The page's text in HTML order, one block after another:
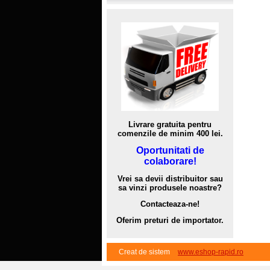
Livrare gratuita pentru
comenzile de minim 400 lei.
Oportunitati de
colaborare!
Vrei sa devii distribuitor sau
sa vinzi produsele noastre?
Contacteaza-ne!
Oferim preturi de importator.
Creat de sistem www.eshop-rapid.ro